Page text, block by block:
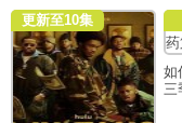
更新至10集
如
三